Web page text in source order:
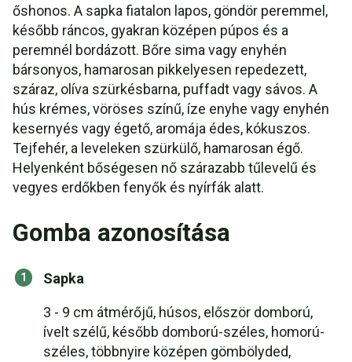
őshonos. A sapka fiatalon lapos, göndör peremmel,
később ráncos, gyakran középen púpos és a
peremnél bordázott. Bőre sima vagy enyhén
bársonyos, hamarosan pikkelyesen repedezett,
száraz, olíva szürkésbarna, puffadt vagy sávos. A
hús krémes, vöröses színű, íze enyhe vagy enyhén
kesernyés vagy égető, aromája édes, kókuszos.
Tejfehér, a leveleken szürkülő, hamarosan égő.
Helyenként bőségesen nő szárazabb tűlevelű és
vegyes erdőkben fenyők és nyírfák alatt.
Gomba azonosítása
Sapka
3 - 9 cm átmérőjű, húsos, először domború,
ívelt szélű, később domború-széles, homorú-
széles, többnyire középen gömbölyded,